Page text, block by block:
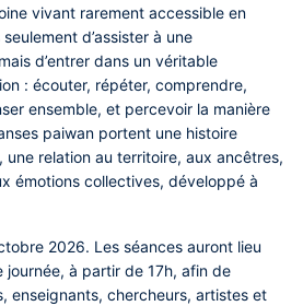
vivant rarement accessible en
d’assister à une
d’entrer dans un véritable
: écouter, répéter, comprendre,
ensemble, et percevoir la manière
paiwan portent une histoire
une relation au territoire, aux ancêtres,
émotions collectives, développé à
2026. Les séances auront lieu
journée, à partir de 17h, afin de
enseignants, chercheurs, artistes et